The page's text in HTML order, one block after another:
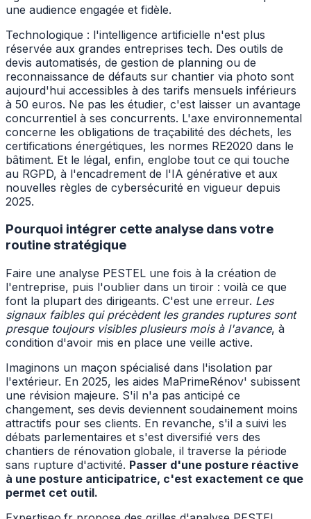
une audience engagée et fidèle.
Technologique : l'intelligence artificielle n'est plus
réservée aux grandes entreprises tech. Des outils de
devis automatisés, de gestion de planning ou de
reconnaissance de défauts sur chantier via photo sont
aujourd'hui accessibles à des tarifs mensuels inférieurs
à 50 euros. Ne pas les étudier, c'est laisser un avantage
concurrentiel à ses concurrents. L'axe environnemental
concerne les obligations de traçabilité des déchets, les
certifications énergétiques, les normes RE2020 dans le
bâtiment. Et le légal, enfin, englobe tout ce qui touche
au RGPD, à l'encadrement de l'IA générative et aux
nouvelles règles de cybersécurité en vigueur depuis
2025.
Pourquoi intégrer cette analyse dans votre
routine stratégique
Faire une analyse PESTEL une fois à la création de
l'entreprise, puis l'oublier dans un tiroir : voilà ce que
font la plupart des dirigeants. C'est une erreur. Les
signaux faibles qui précèdent les grandes ruptures sont
presque toujours visibles plusieurs mois à l'avance, à
condition d'avoir mis en place une veille active.
Imaginons un maçon spécialisé dans l'isolation par
l'extérieur. En 2025, les aides MaPrimeRénov' subissent
une révision majeure. S'il n'a pas anticipé ce
changement, ses devis deviennent soudainement moins
attractifs pour ses clients. En revanche, s'il a suivi les
débats parlementaires et s'est diversifié vers des
chantiers de rénovation globale, il traverse la période
sans rupture d'activité. Passer d'une posture réactive
à une posture anticipatrice, c'est exactement ce que
permet cet outil.